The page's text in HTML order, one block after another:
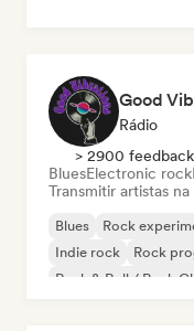
Good
Rádio
> 2900
BluesElectronic rock
Transmitir artistas na
Blues Rock
Indie rock
Rock
Rock & Roll / Rock